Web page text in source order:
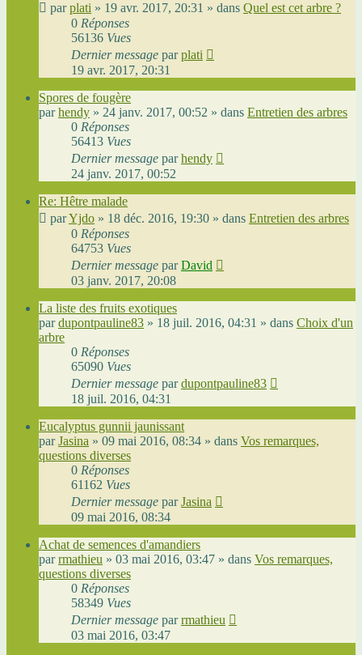
parplati » 19 avr. 2017, 20:31 » dans Quel est cet arbre ?
0 Réponses
56136 Vues
Dernier message parplati
19 avr. 2017, 20:31
Spores de fougère
parhendy » 24 janv. 2017, 00:52 » dans Entretien des arbres
0 Réponses
56413 Vues
Dernier message parhendy
24 janv. 2017, 00:52
Re: Hêtre malade
parYjdo » 18 déc. 2016, 19:30 » dans Entretien des arbres
0 Réponses
64753 Vues
Dernier message parDavid
03 janv. 2017, 20:08
La liste des fruits exotiques
pardupontpauline83 » 18 juil. 2016, 04:31 » dans Choix d'un
arbre
0 Réponses
65090 Vues
Dernier message pardupontpauline83
18 juil. 2016, 04:31
Eucalyptus gunnii jaunissant
parJasina » 09 mai 2016, 08:34 » dans Vos remarques,
questions diverses
0 Réponses
61162 Vues
Dernier message parJasina
09 mai 2016, 08:34
Achat de semences d'amandiers
parrmathieu » 03 mai 2016, 03:47 » dans Vos remarques,
questions diverses
0 Réponses
58349 Vues
Dernier message parrmathieu
03 mai 2016, 03:47